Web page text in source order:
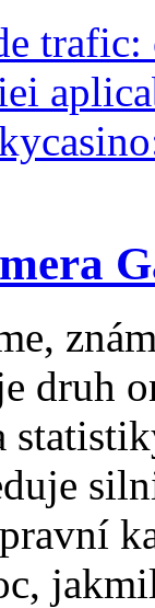
druh